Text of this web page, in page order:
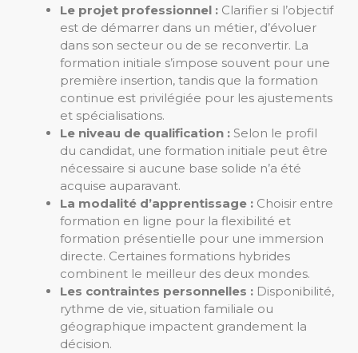
Le projet professionnel : Clarifier si l’objectif
est de démarrer dans un métier, d’évoluer
dans son secteur ou de se reconvertir. La
formation initiale s’impose souvent pour une
première insertion, tandis que la formation
continue est privilégiée pour les ajustements
et spécialisations.
Le niveau de qualification : Selon le profil
du candidat, une formation initiale peut être
nécessaire si aucune base solide n’a été
acquise auparavant.
La modalité d’apprentissage : Choisir entre
formation en ligne pour la flexibilité et
formation présentielle pour une immersion
directe. Certaines formations hybrides
combinent le meilleur des deux mondes.
Les contraintes personnelles : Disponibilité,
rythme de vie, situation familiale ou
géographique impactent grandement la
décision.